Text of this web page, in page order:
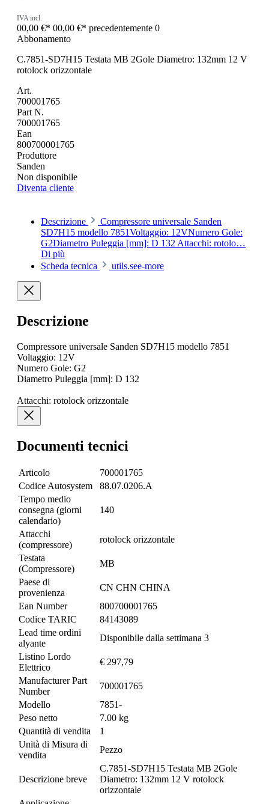
IVA incl.
00,00 €* 00,00 €* precedentemente 0
Abbonamento
C.7851-SD7H15 Testata MB 2Gole Diametro: 132mm 12 V
rotolock orizzontale
Art.
700001765
Part N.
700001765
Ean
800700001765
Produttore
Sanden
Non disponibile
Diventa cliente
Descrizione
Compressore universale Sanden
SD7H15 modello 7851Voltaggio: 12VNumero Gole:
G2Diametro Puleggia [mm]: D 132 Attacchi: rotolo…
Di più
Scheda tecnica
utils.see-more
Descrizione
Compressore universale Sanden SD7H15 modello 7851
Voltaggio: 12V
Numero Gole: G2
Diametro Puleggia [mm]: D 132
Attacchi: rotolock orizzontale
Documenti tecnici
Articolo
700001765
Codice Autosystem
88.07.0206.A
Tempo medio
consegna (giorni
calendario)
140
Attacchi
(compressore)
rotolock orizzontale
Testata
(Compressore)
MB
Paese di
provenienza
CN CHN CHINA
Ean Number
800700001765
Codice TARIC
84143089
Lead time ordini
alyante
Disponibile dalla settimana 3
Listino Lordo
Elettrico
€ 297,79
Manufacturer Part
Number
700001765
Modello
7851-
Peso netto
7.00 kg
Quantità di vendita
1
Unità di Misura di
vendita
Pezzo
Descrizione breve
C.7851-SD7H15 Testata MB 2Gole
Diametro: 132mm 12 V rotolock
orizzontale